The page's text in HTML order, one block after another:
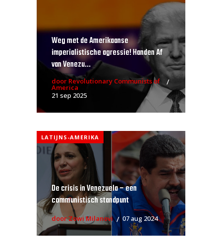
Weg met de Amerikaanse
imperialistische agressie! Handen Af
van Venezu...
door Revolutionary Communists of
America
21 sep 2025
LATIJNS-AMERIKA
De crisis in Venezuela – een
communistisch standpunt
door Zowi Milanovi 07 aug 2024